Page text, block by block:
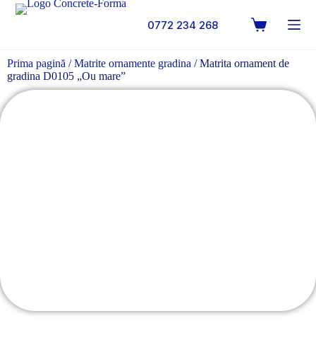
0772 234 268
Prima pagină /Matrite ornamente gradina / Matrita ornament de
gradina D0105 „Ou mare”